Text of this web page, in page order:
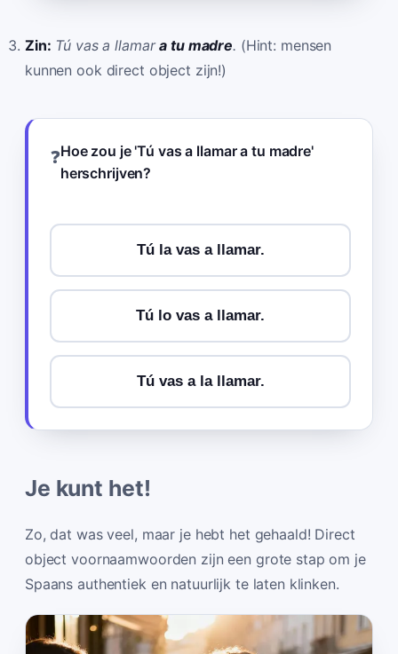
Zin: Tú vas a llamara tu madre. (Hint: mensen
kunnen ook direct object zijn!)
❓Hoe zou je 'Tú vas a llamar a tu madre'
herschrijven?
Tú la vas a llamar.
Tú lo vas a llamar.
Tú vas a la llamar.
Je kunt het!
Zo, dat was veel, maar je hebt het gehaald! Direct
object voornaamwoorden zijn een grote stap om je
Spaans authentiek en natuurlijk te laten klinken.